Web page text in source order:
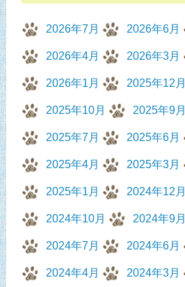
2026年7月 2026年6月
2026年4月 2026年3月
2026年1月 2025年12月
2025年10月 2025年9月
2025年7月 2025年6月
2025年4月 2025年3月
2025年1月 2024年12月
2024年10月 2024年9月
2024年7月 2024年6月
2024年4月 2024年3月